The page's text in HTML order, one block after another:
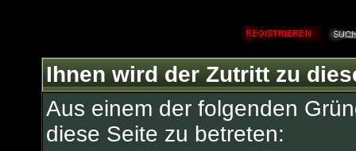
Ihnen wird der Zutritt zu
Aus einem der folgenden
diese Seite zu betreten: